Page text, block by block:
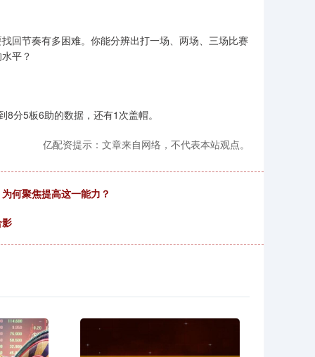
回节奏有多困难。你能分辨出打一场、两场、三场比赛
平？
分5板6助的数据，还有1次盖帽。
亿配资提示：文章来自网络，不代表本站观点。
何聚焦提高这一能力？